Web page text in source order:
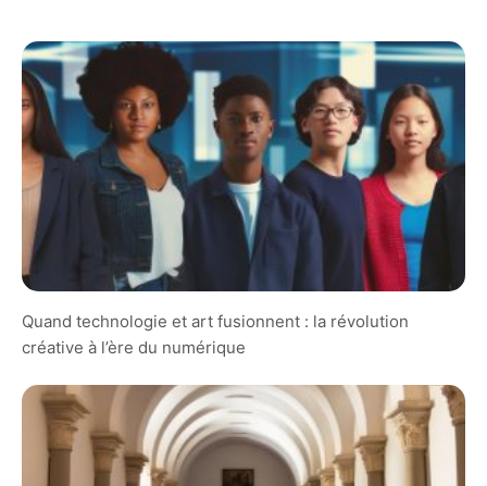
Quand technologie et art fusionnent : la révolution
créative à l’ère du numérique